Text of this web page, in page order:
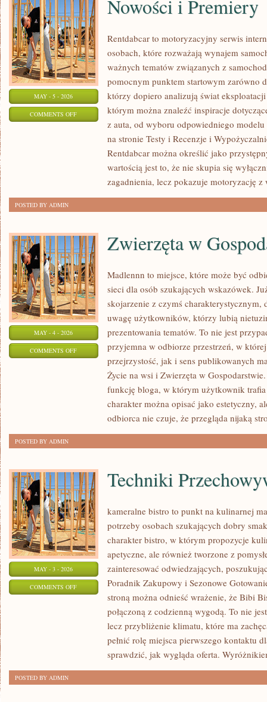
MAY - 5 - 2026
COMMENTS OFFON
Nowości i Premiery
Rentdabcar to motoryzacyjny serwis
osobach, które rozważają wynajem
ważnych tematów związanych z
pomocnym punktem startowym zarówno
którzy dopiero analizują świat
którym można znaleźć inspiracje
z auta, od wyboru odpowiedniego
na stronie Testy i Recenzje i
Rentdabcar można określić jako
wartością jest to, że nie skupia się
zagadnienia, lecz pokazuje motoryzację z
POSTED BY ADMIN
MAY - 4 - 2026
COMMENTS OFFON
ZWIERZĘTA
GOSPODARSTWIE
Zwierzęta w
Madlennn to miejsce, które może być
sieci dla osób szukających wskazówek.
skojarzenie z czymś charakterystycznym,
uwagę użytkowników, którzy lubią
prezentowania tematów. To nie jest
przyjemna w odbiorze przestrzeń, w
przejrzystość, jak i sens publikowanych
Życie na wsi i Zwierzęta w
funkcję bloga, w którym użytkownik trafia
charakter można opisać jako estetyczny,
odbiorca nie czuje, że przegląda nijaką
POSTED BY ADMIN
MAY - 3 - 2026
COMMENTS OFFON
PRZECHOWYWANIA
Techniki
kameralne bistro to punkt na kulinarnej
potrzeby osobach szukających dobry
charakter bistro, w którym propozycje
apetyczne, ale również tworzone z
zainteresować odwiedzających,
Poradnik Zakupowy i Sezonowe
stroną można odnieść wrażenie, że Bibi
połączoną z codzienną wygodą. To nie
lecz przybliżenie klimatu, które ma
pełnić rolę miejsca pierwszego kontaktu
sprawdzić, jak wygląda oferta.
POSTED BY ADMIN